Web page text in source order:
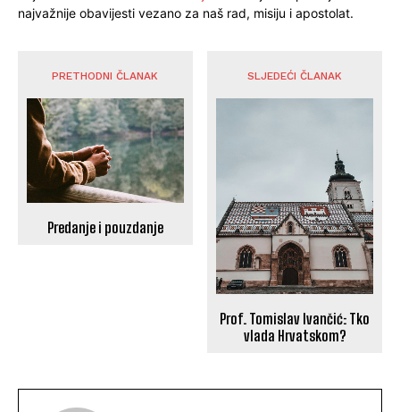
najvažnije obavijesti vezano za naš rad, misiju i apostolat.
PRETHODNI ČLANAK
Predanje i pouzdanje
SLJEDEĆI ČLANAK
Prof. Tomislav Ivančić: Tko
vlada Hrvatskom?